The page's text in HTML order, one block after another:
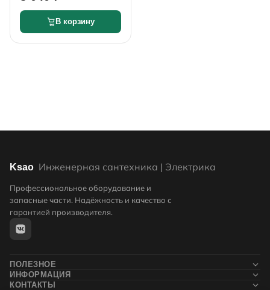
В корзину
Ksao Инженерная сантехника | Электрика
Профессиональное оборудование и
запасные части. Надёжность и качество с
гарантией производителя.
ПОЛЕЗНОЕ
Новости
ИНФОРМАЦИЯ
Контакты
КОНТАКТЫ